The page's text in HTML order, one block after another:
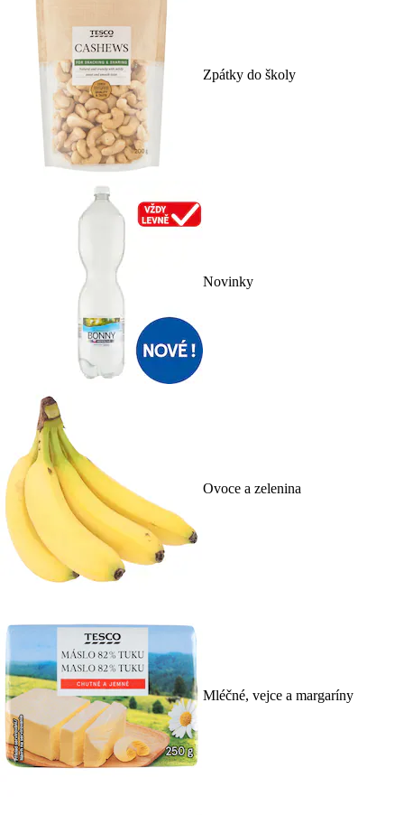
Zpátky do školy
Novinky
Ovoce a zelenina
Mléčné, vejce a margaríny